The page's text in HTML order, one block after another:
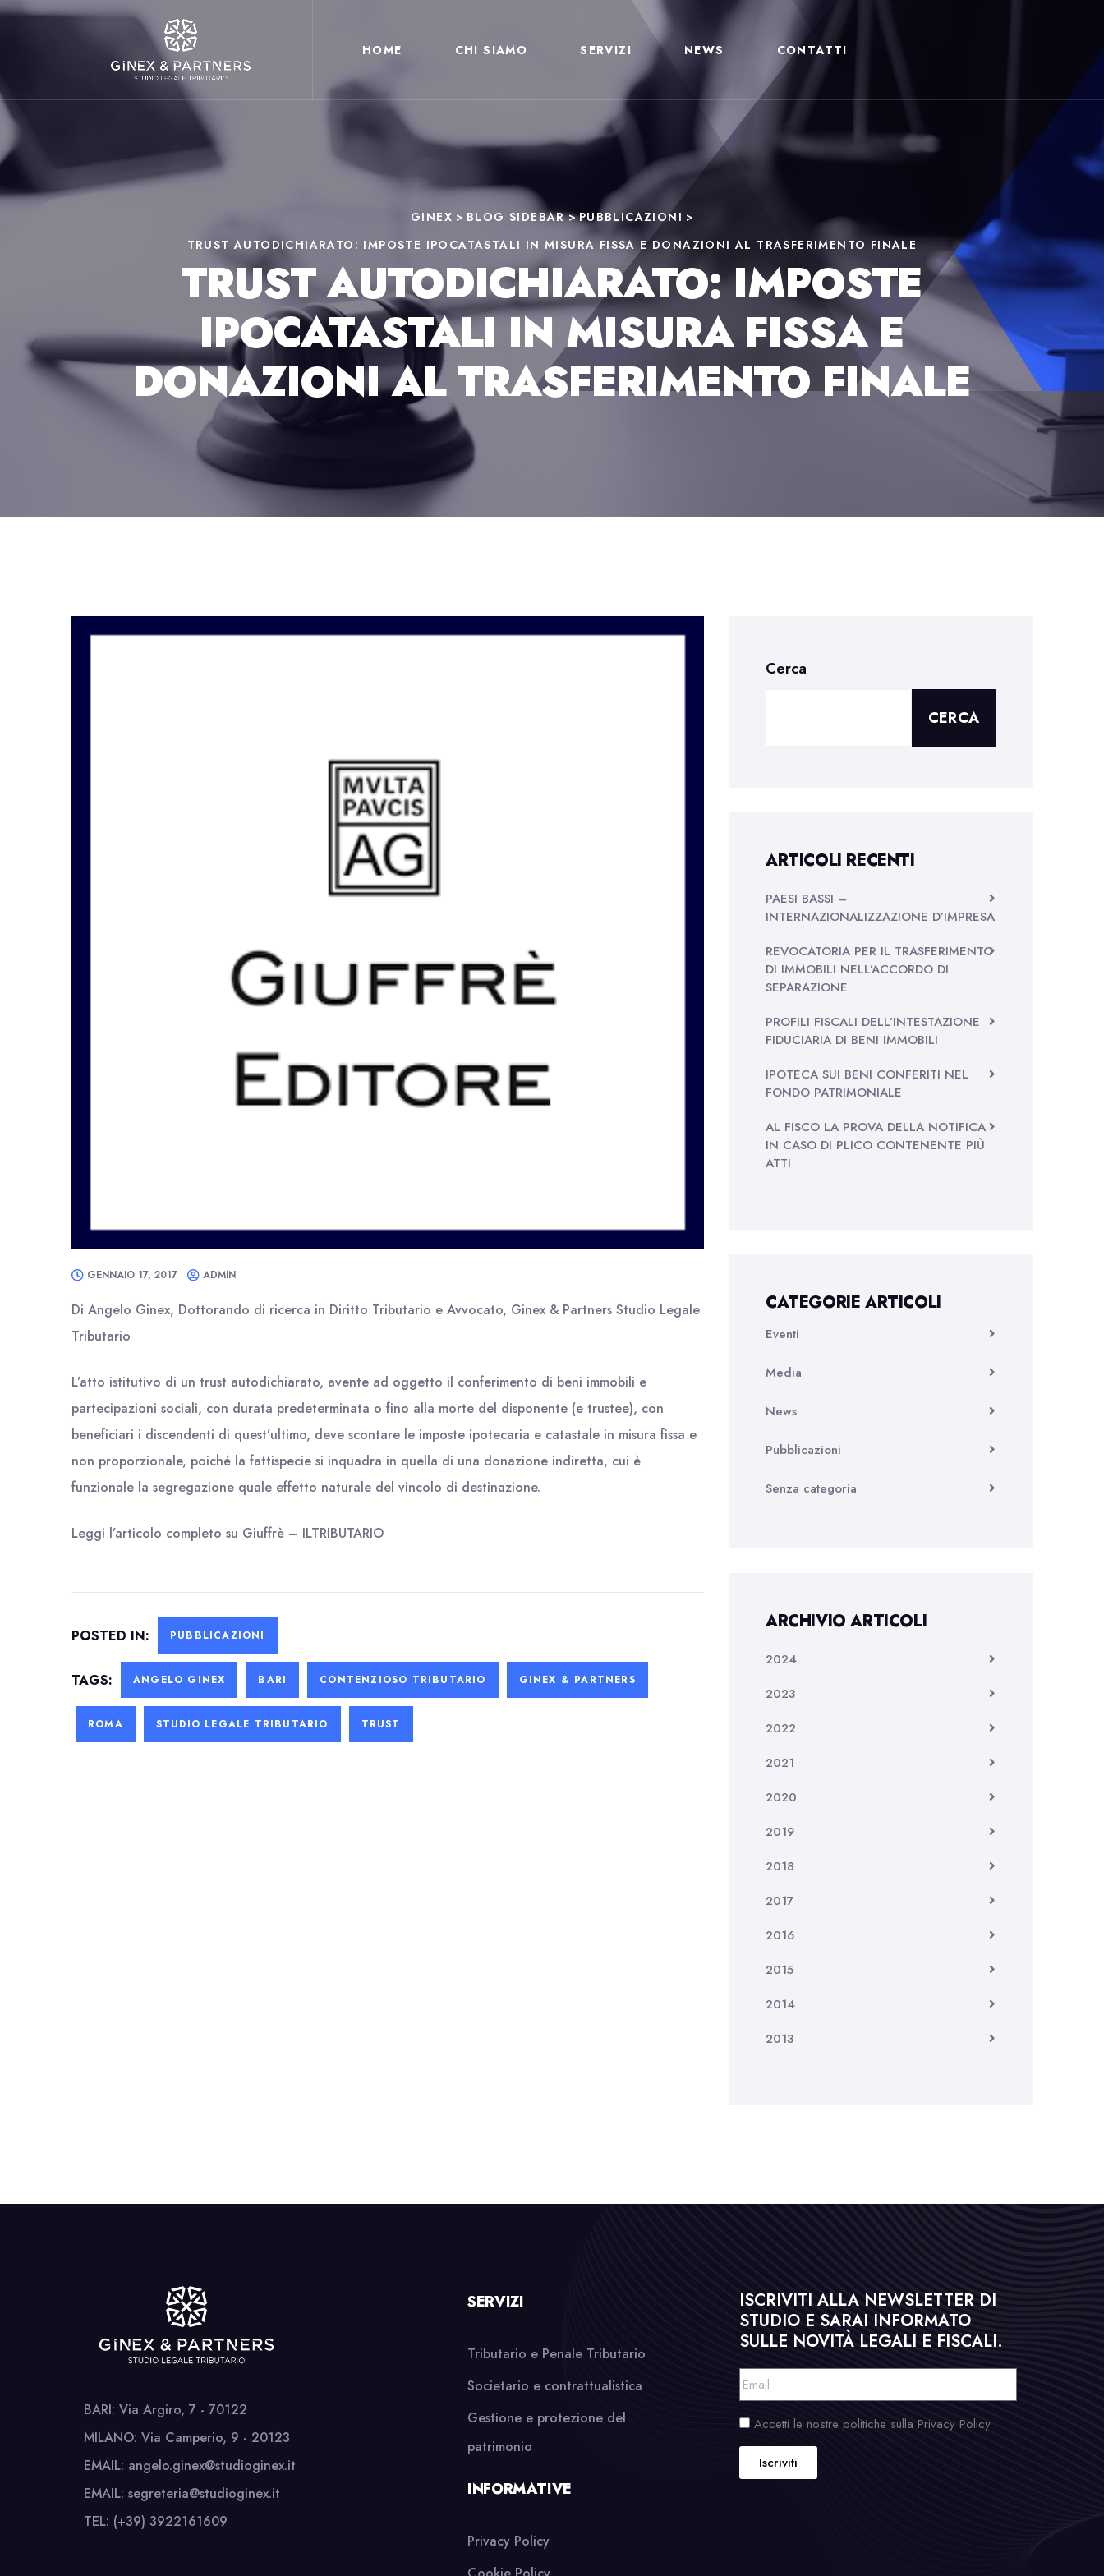
HOME CHI SIAMO SERVIZI NEWS CONTATTI
GINEX > BLOG SIDEBAR>PUBBLICAZIONI >
TRUST AUTODICHIARATO: IMPOSTE IPOCATASTALI IN MISURA FISSA E DONAZIONI AL TRASFERIMENTO FINALE
TRUST AUTODICHIARATO: IMPOSTE
IPOCATASTALI IN MISURA FISSA E
DONAZIONI AL TRASFERIMENTO FINALE
GENNAIO 17, 2017 ADMIN
Di Angelo Ginex, Dottorando di ricerca in Diritto Tributario e Avvocato, Ginex & Partners Studio Legale
Tributario
L’atto istitutivo di un trust autodichiarato, avente ad oggetto il conferimento di beni immobili e
partecipazioni sociali, con durata predeterminata o fino alla morte del disponente (e trustee), con
beneficiari i discendenti di quest’ultimo, deve scontare le imposte ipotecaria e catastale in misura fissa e
non proporzionale, poiché la fattispecie si inquadra in quella di una donazione indiretta, cui è
funzionale la segregazione quale effetto naturale del vincolo di destinazione.
Leggi l’articolo completo su Giuffrè – ILTRIBUTARIO
POSTED IN: PUBBLICAZIONI
TAGS: ANGELO GINEX BARI CONTENZIOSO TRIBUTARIO GINEX & PARTNERS
ROMA STUDIO LEGALE TRIBUTARIO TRUST
Cerca
CERCA
ARTICOLI RECENTI
PAESI BASSI –
INTERNAZIONALIZZAZIONE D’IMPRESA
REVOCATORIA PER IL TRASFERIMENTO
DI IMMOBILI NELL’ACCORDO DI
SEPARAZIONE
PROFILI FISCALI DELL’INTESTAZIONE
FIDUCIARIA DI BENI IMMOBILI
IPOTECA SUI BENI CONFERITI NEL
FONDO PATRIMONIALE
AL FISCO LA PROVA DELLA NOTIFICA
IN CASO DI PLICO CONTENENTE PIÙ
ATTI
CATEGORIE ARTICOLI
Eventi
Media
News
Pubblicazioni
Senza categoria
ARCHIVIO ARTICOLI
2024
2023
2022
2021
2020
2019
2018
2017
2016
2015
2014
2013
BARI: Via Argiro, 7 - 70122
MILANO: Via Camperio, 9 - 20123
EMAIL: angelo.ginex@studioginex.it
EMAIL: segreteria@studioginex.it
TEL: (+39) 3922161609
SERVIZI
Tributario e Penale Tributario
Societario e contrattualistica
Gestione e protezione del
patrimonio
INFORMATIVE
Privacy Policy
ISCRIVITI ALLA NEWSLETTER DI
STUDIO E SARAI INFORMATO
SULLE NOVITÀ LEGALI E FISCALI.
Accetti le nostre politiche sulla Privacy Policy
Iscriviti